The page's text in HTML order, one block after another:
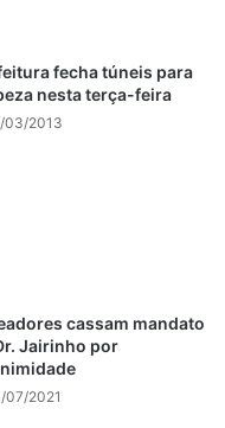
para que o candidato
na ordem de
fecha túneis para
nesta terça-feira
03/2013
cassam mandato
Jairinho por
07/2021